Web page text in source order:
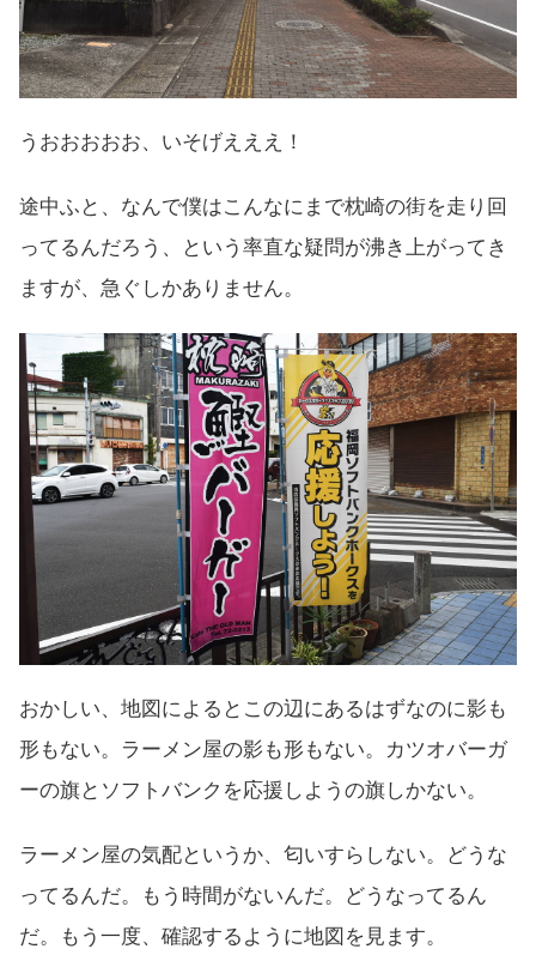
うおおおおお、いそげえええ！
途中ふと、なんで僕はこんなにまで枕崎の街を走り回
ってるんだろう、という率直な疑問が沸き上がってき
ますが、急ぐしかありません。
おかしい、地図によるとこの辺にあるはずなのに影も
形もない。ラーメン屋の影も形もない。カツオバーガ
ーの旗とソフトバンクを応援しようの旗しかない。
ラーメン屋の気配というか、匂いすらしない。どうな
ってるんだ。もう時間がないんだ。どうなってるん
だ。もう一度、確認するように地図を見ます。